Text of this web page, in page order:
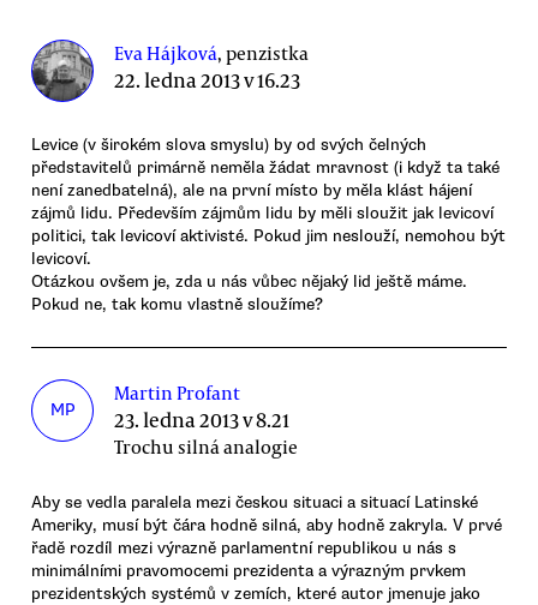
Eva Hájková, penzistka
22. ledna 2013 v 16.23
Levice (v širokém slova smyslu) by od svých čelných
představitelů primárně neměla žádat mravnost (i když ta také
není zanedbatelná), ale na první místo by měla klást hájení
zájmů lidu. Především zájmům lidu by měli sloužit jak levicoví
politici, tak levicoví aktivisté. Pokud jim neslouží, nemohou být
levicoví.
Otázkou ovšem je, zda u nás vůbec nějaký lid ještě máme.
Pokud ne, tak komu vlastně sloužíme?
MP
Martin Profant
23. ledna 2013 v 8.21
Trochu silná analogie
Aby se vedla paralela mezi českou situaci a situací Latinské
Ameriky, musí být čára hodně silná, aby hodně zakryla. V prvé
řadě rozdíl mezi výrazně parlamentní republikou u nás s
minimálními pravomocemi prezidenta a výrazným prvkem
prezidentských systémů v zemích, které autor jmenuje jako